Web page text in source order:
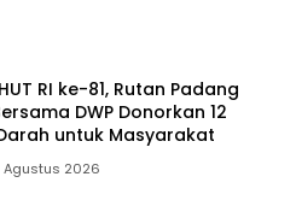
RI ke-81, Rutan Padang
DWP Donorkan 12
untuk Masyarakat
Agustus 2026